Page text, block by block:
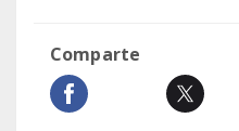
Comparte